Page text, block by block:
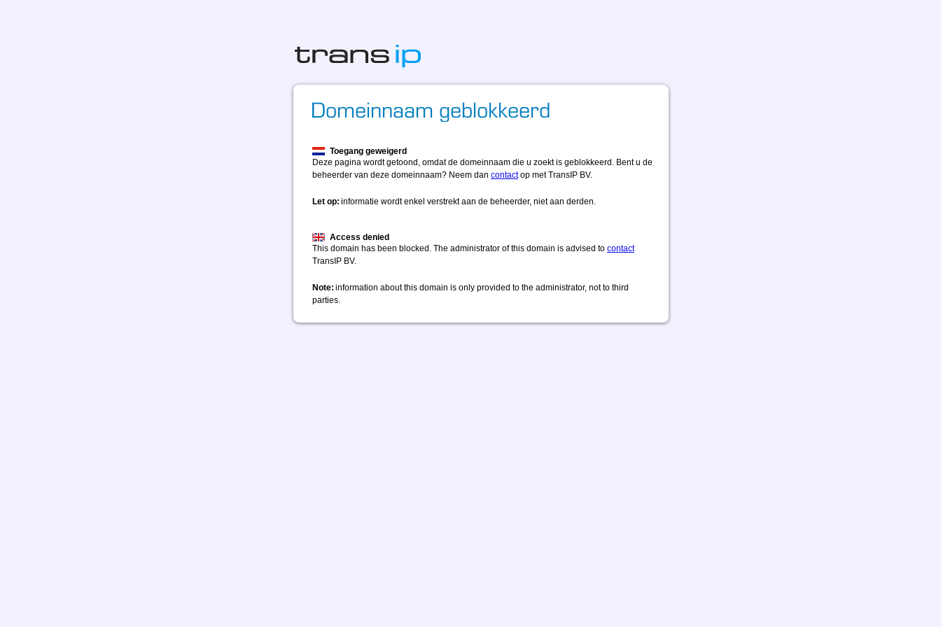
Toegang geweigerd
Deze pagina wordt getoond, omdat de domeinnaam die u zoekt is geblokkeerd. Bent u de
beheerder van deze domeinnaam? Neem dan contactop met TransIP BV.
Let op: informatie wordt enkel verstrekt aan de beheerder, niet aan derden.
Access denied
This domain has been blocked. The administrator of this domain is advised to contact
TransIP BV.
Note: information about this domain is only provided to the administrator, not to third
parties.